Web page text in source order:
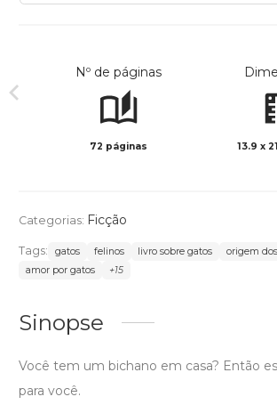
Nº de páginas
72 páginas 13.9 x
Categorias: Ficção
Tags: gatos felinos livro sobre gatos
origem
amor por gatos
+15
Sinopse
Você tem um bichano em casa? Então
para você.